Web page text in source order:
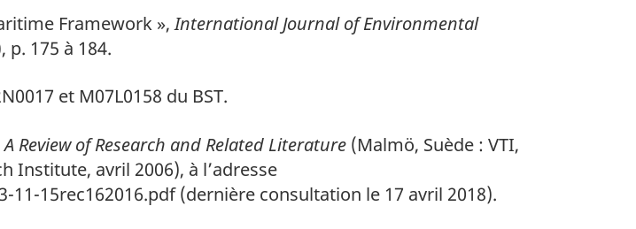
Framework »,International Journal of Environmental
p. 175 à 184.
et M07L0158 du BST.
Review of Research and Related Literature (Malmö, Suède : VTI,
Institute, avril 2006), à l’adresse
15rec162016.pdf (dernière consultation le 17 avril 2018).